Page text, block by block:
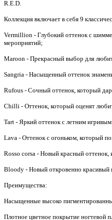
R.E.D.
Коллекция включает в себя 9
Vermillion - Глубокий оттенок с
мероприятий;
Maroon - Прекрасный выбор для
Sangria - Насыщенный оттенок
Rufous - Сочный оттенок, который
Chilli - Оттенок, который оценят
Tart - Яркий оттенок с летним
Lava - Оттенок с огоньком, который
Rosso corsa - Новый красный
Bloody - Новый откровенно красивый
Преимущества:
Насыщенные высоко
Плотное цветное покрытие ногтевой